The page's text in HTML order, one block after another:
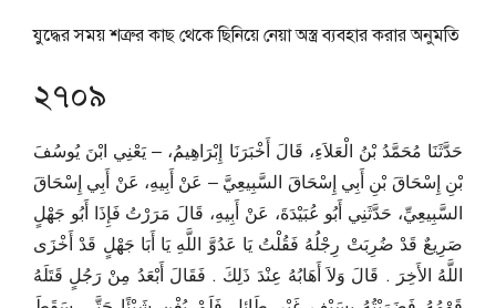
যুদ্ধের সময় শত্রুর কাছ থেকে ছিনিয়ে নেয়া অস্ত্র ব্যবহার করার অনুমতি
২৭০৯
حَدَّثَنَا مُحَمَّدُ بْنُ الْعَلاَءِ، قَالَ أَخْبَرَنَا إِبْرَاهِيمُ، – يَعْنِي ابْنَ يُوسُفَ
بْنِ إِسْحَاقَ بْنِ أَبِي إِسْحَاقَ السَّبِيعِيَّ – عَنْ أَبِيهِ، عَنْ أَبِي إِسْحَاقَ
السَّبِيعِيِّ، حَدَّثَنِي أَبُو عُبَيْدَةَ، عَنْ أَبِيهِ، قَالَ مَرَرْتُ فَإِذَا أَبُو جَهْلٍ
صَرِيعٌ قَدْ ضُرِبَتْ رِجْلُهُ فَقُلْتُ يَا عَدُوَّ اللَّهِ يَا أَبَا جَهْلٍ قَدْ أَخْزَى
اللَّهُ الأَخِرَ ‏.‏ قَالَ وَلاَ أَهَابُهُ عِنْدَ ذَلِكَ ‏.‏ فَقَالَ أَبْعَدُ مِنْ رَجُلٍ قَتَلَهُ